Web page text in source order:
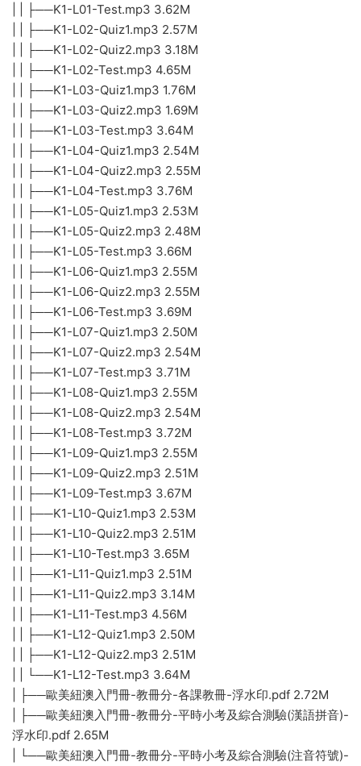
| | ├──K1-L01-Test.mp3 3.62M
| | ├──K1-L02-Quiz1.mp3 2.57M
| | ├──K1-L02-Quiz2.mp3 3.18M
| | ├──K1-L02-Test.mp3 4.65M
| | ├──K1-L03-Quiz1.mp3 1.76M
| | ├──K1-L03-Quiz2.mp3 1.69M
| | ├──K1-L03-Test.mp3 3.64M
| | ├──K1-L04-Quiz1.mp3 2.54M
| | ├──K1-L04-Quiz2.mp3 2.55M
| | ├──K1-L04-Test.mp3 3.76M
| | ├──K1-L05-Quiz1.mp3 2.53M
| | ├──K1-L05-Quiz2.mp3 2.48M
| | ├──K1-L05-Test.mp3 3.66M
| | ├──K1-L06-Quiz1.mp3 2.55M
| | ├──K1-L06-Quiz2.mp3 2.55M
| | ├──K1-L06-Test.mp3 3.69M
| | ├──K1-L07-Quiz1.mp3 2.50M
| | ├──K1-L07-Quiz2.mp3 2.54M
| | ├──K1-L07-Test.mp3 3.71M
| | ├──K1-L08-Quiz1.mp3 2.55M
| | ├──K1-L08-Quiz2.mp3 2.54M
| | ├──K1-L08-Test.mp3 3.72M
| | ├──K1-L09-Quiz1.mp3 2.55M
| | ├──K1-L09-Quiz2.mp3 2.51M
| | ├──K1-L09-Test.mp3 3.67M
| | ├──K1-L10-Quiz1.mp3 2.53M
| | ├──K1-L10-Quiz2.mp3 2.51M
| | ├──K1-L10-Test.mp3 3.65M
| | ├──K1-L11-Quiz1.mp3 2.51M
| | ├──K1-L11-Quiz2.mp3 3.14M
| | ├──K1-L11-Test.mp3 4.56M
| | ├──K1-L12-Quiz1.mp3 2.50M
| | ├──K1-L12-Quiz2.mp3 2.51M
| | └──K1-L12-Test.mp3 3.64M
| ├──歐美紐澳入門冊-教冊分-各課教冊-浮水印.pdf 2.72M
| ├──歐美紐澳入門冊-教冊分-平時小考及綜合測驗(漢語拼音)-
浮水印.pdf 2.65M
| └──歐美紐澳入門冊-教冊分-平時小考及綜合測驗(注音符號)-